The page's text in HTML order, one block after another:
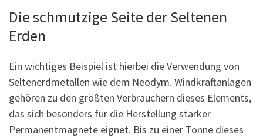
Die schmutzige Seite der Seltenen
Erden
Ein wichtiges Beispiel ist hierbei die Verwendung von
Seltenerdmetallen wie dem Neodym. Windkraftanlagen
gehören zu den größten Verbrauchern dieses Elements,
das sich besonders für die Herstellung starker
Permanentmagnete eignet. Bis zu einer Tonne dieses